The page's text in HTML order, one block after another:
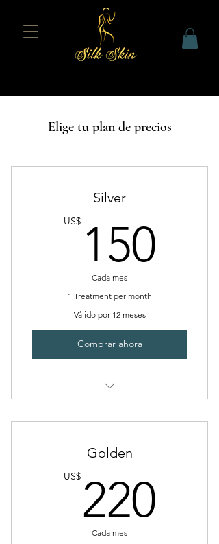
Elige tu plan de precios
Silver
US$ 150
Cada mes
1 Treatment per month
Válido por 12 meses
Comprar ahora
Nourishing Antioxidant Wrap -
Purifying Detox Wrap
Skin Care:
Golden
US$ 220
Cada mes